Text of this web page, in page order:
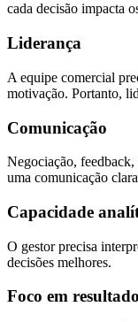
cada decisão impacta
Liderança
A equipe comercial
motivação. Portanto,
Comunicação
Negociação,
uma comunicação
Capacidade
O gestor precisa
decisões melhores.
Foco em